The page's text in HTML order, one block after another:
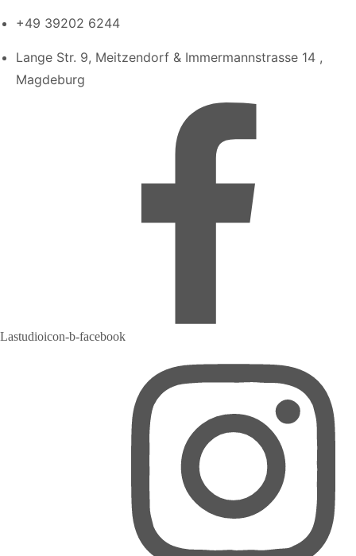
+49 39202 6244
Lange Str. 9, Meitzendorf & Immermannstrasse 14 ,
Magdeburg
Lastudioicon-b-facebook